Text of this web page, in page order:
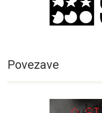
Povezave